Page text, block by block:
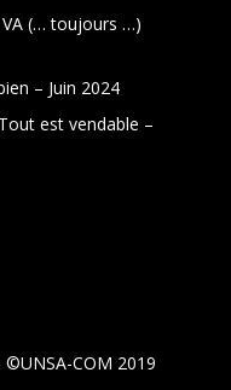
VA (… toujours …)
– Juin 2024
est vendable –
COM 2019